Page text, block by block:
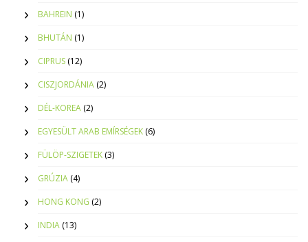
BAHREIN (1)
BHUTÁN (1)
CIPRUS (12)
CISZJORDÁNIA (2)
DÉL-KOREA (2)
EGYESÜLT ARAB EMÍRSÉGEK (6)
FÜLÖP-SZIGETEK (3)
GRÚZIA (4)
HONG KONG (2)
INDIA (13)